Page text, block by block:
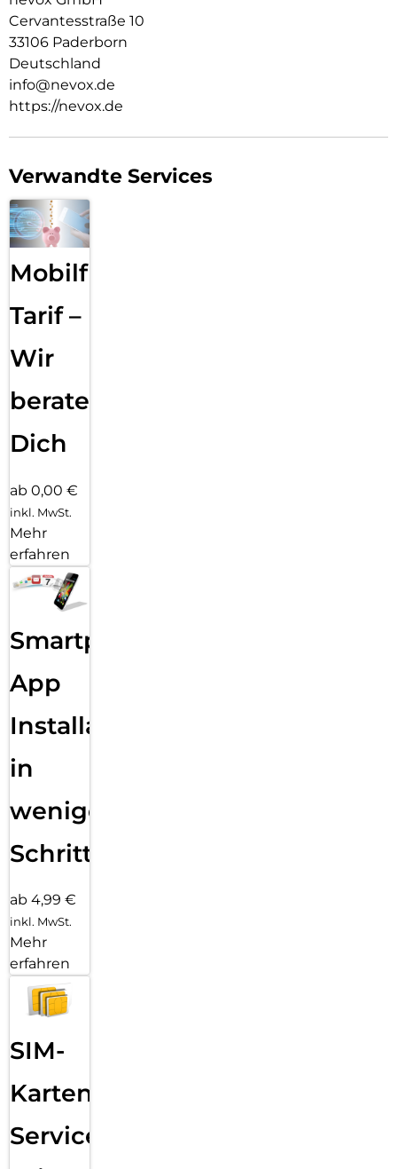
Cervantesstraße 10
33106 Paderborn
Deutschland
info@nevox.de
https://nevox.de
Verwandte Services
Mobilfunk
Tarif –
Wir
beraten
Dich
ab 0,00 €
inkl. MwSt.
Mehr
erfahren
Smartphone
App
Installation
in
wenigen
Schritten
ab 4,99 €
inkl. MwSt.
Mehr
erfahren
SIM-
Karten
Service: